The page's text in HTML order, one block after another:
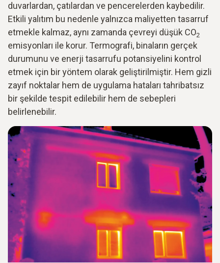
duvarlardan, çatılardan ve pencerelerden kaybedilir.
Etkili yalıtım bu nedenle yalnızca maliyetten tasarruf
etmekle kalmaz, aynı zamanda çevreyi düşük CO2
emisyonları ile korur. Termografi, binaların gerçek
durumunu ve enerji tasarrufu potansiyelini kontrol
etmek için bir yöntem olarak geliştirilmiştir. Hem gizli
zayıf noktalar hem de uygulama hataları tahribatsız
bir şekilde tespit edilebilir hem de sebepleri
belirlenebilir.